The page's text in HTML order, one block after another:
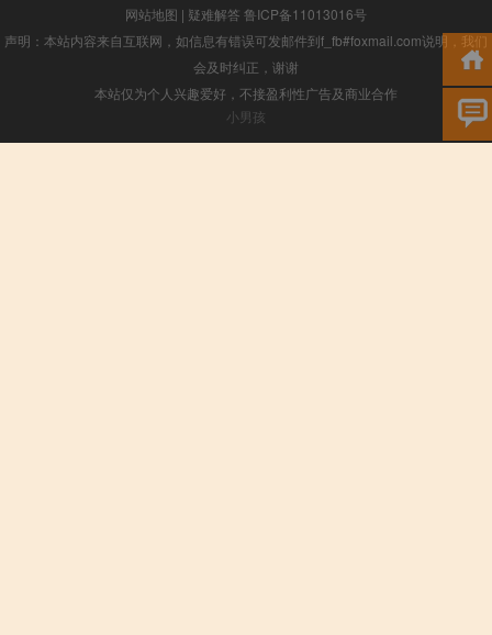
网站地图 | 疑难解答 鲁ICP备11013016号
声明：本站内容来自互联网，如信息有错误可发邮件到f_fb#foxmail.com说明，我们
会及时纠正，谢谢
本站仅为个人兴趣爱好，不接盈利性广告及商业合作
小男孩